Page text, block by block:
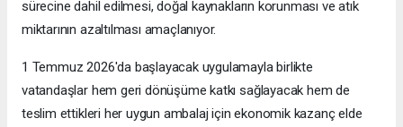
sürecine dahil edilmesi, doğal kaynakların korunması ve atık
miktarının azaltılması amaçlanıyor.
1 Temmuz 2026'da başlayacak uygulamayla birlikte
vatandaşlar hem geri dönüşüme katkı sağlayacak hem de
teslim ettikleri her uygun ambalaj için ekonomik kazanç elde